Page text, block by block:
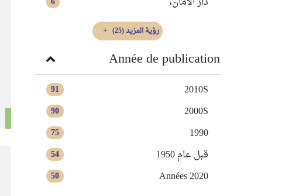
رؤية المزيد(25)
Année de publication
91 2010S
90 2000S
75 1990
54 قبل عام 1950
50 Années 2020